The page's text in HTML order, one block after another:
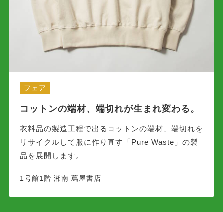
フェア
コットンの端材、端切れが生まれ変わる。
衣料品の製造工程で出るコットンの端材、端切れを
リサイクルして服に作り直す「Pure Waste」の製
品を展開します。
1号館1階 湘南 蔦屋書店